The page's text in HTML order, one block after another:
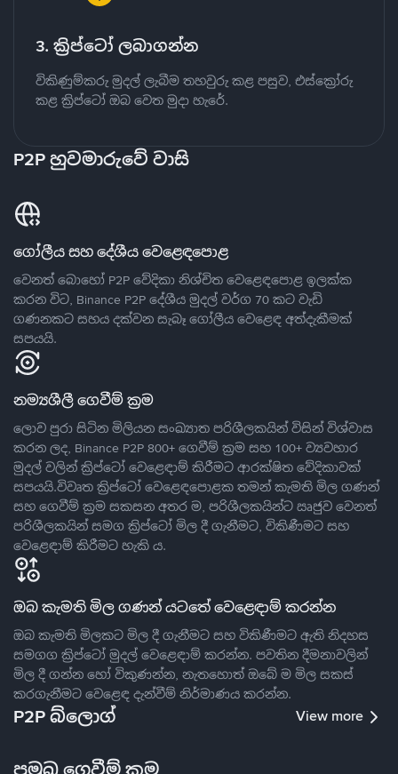
3. ක්‍රිප්ටෝ ලබාගන්න
විකිණුම්කරු මුදල් ලැබීම තහවුරු කළ පසුව, එස්ක්‍රෝරු
කළ ක්‍රිප්ටෝ ඔබ වෙත මුදා හැරේ.
P2P හුවමාරුවේ වාසි
ගෝලීය සහ දේශීය වෙළෙඳපොළ
වෙනත් බොහෝ P2P වේදිකා නිශ්චිත වෙළෙඳපොළ ඉලක්ක
කරන විට, Binance P2P දේශීය මුදල් වර්ග 70 කට වැඩි
ගණනකට සහය දක්වන සැබෑ ගෝලීය වෙළෙඳ අත්දැකීමක්
සපයයි.
නම්‍යශීලී ගෙවීම් ක්‍රම
ලොව පුරා සිටින මිලියන සංඛ්‍යාත පරිශීලකයින් විසින් විශ්වාස
කරන ලද, Binance P2P 800+ ගෙවීම් ක්‍රම සහ 100+ ව්‍යවහාර
මුදල් වලින් ක්‍රිප්ටෝ වෙළෙඳාම් කිරීමට ආරක්ෂිත වේදිකාවක්
සපයයි.විවෘත ක්‍රිප්ටෝ වෙළෙඳපොළක තමන් කැමති මිල ගණන්
සහ ගෙවීම් ක්‍රම සකසන අතර ම, පරිශීලකයින්ට ඍජුව වෙනත්
පරිශීලකයින් සමග ක්‍රිප්ටෝ මිල දී ගැනීමට, විකිණීමට සහ
වෙළෙඳාම් කිරීමට හැකි ය.
ඔබ කැමති මිල ගණන් යටතේ වෙළෙඳාම් කරන්න
ඔබ කැමති මිලකට මිල දී ගැනීමට සහ විකිණීමට ඇති නිදහස
සමගග ක්‍රිප්ටෝ මුදල් වෙළෙඳාම් කරන්න. පවතින දීමනාවලින්
මිල දී ගන්න හෝ විකුණන්න, නැතහොත් ඔබේ ම මිල සකස්
කරගැනීමට වෙළෙඳ දැන්වීම් නිර්මාණය කරන්න.
P2P බ්ලොග් View more